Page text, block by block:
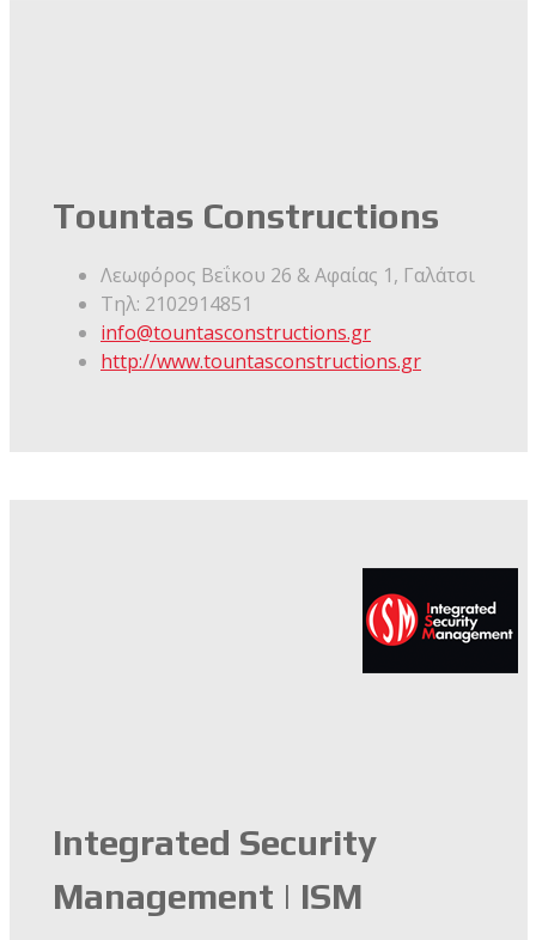
Μόνο για 10 ημέρες | 8–
17 Ιουλίου
Ο
Tountas Constructions
Λεωφόρος Βεΐκου 26 & Αφαίας 1, Γαλάτσι
Τηλ: 2102914851
info@tountasconstructions.gr
http://www.tountasconstructions.gr
Integrated Security
Management | ISM